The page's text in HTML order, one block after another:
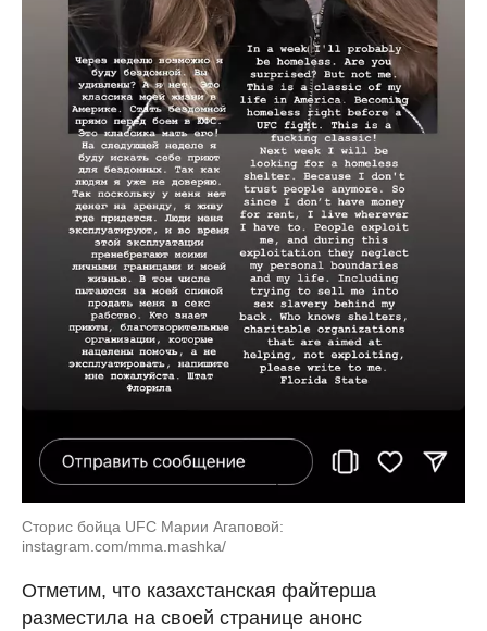
Сторис бойца UFC Марии Агаповой:
instagram.com/mma.mashka/
Отметим, что казахстанская файтерша
разместила на своей странице анонс